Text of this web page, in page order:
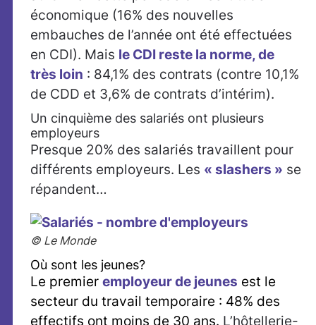
économique (16% des nouvelles
embauches de l’année ont été effectuées
en CDI). Mais le CDI reste la norme, de
très loin : 84,1% des contrats (contre 10,1%
de CDD et 3,6% de contrats d’intérim).
Un cinquième des salariés ont plusieurs
employeurs
Presque 20% des salariés travaillent pour
différents employeurs. Les « slashers » se
répandent…
© Le Monde
Où sont les jeunes?
Le premier employeur de jeunes est le
secteur du travail temporaire : 48% des
effectifs ont moins de 30 ans. L’hôtellerie-